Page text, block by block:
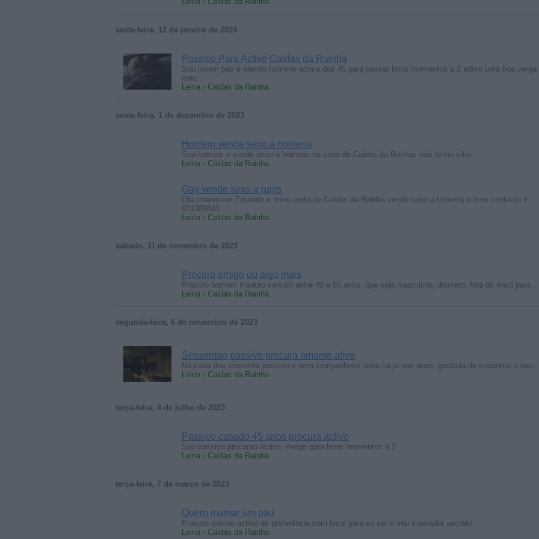
sexta-feira, 12 de janeiro de 2024
Passivo Para Activo Caldas da Rainha
Sou jovem pas e atendo homens acima dos 45 para passar bons momentos a 2 adoro uma boa verga
meu…
Leiria › Caldas da Rainha
sexta-feira, 1 de dezembro de 2023
Homem vende sexo a homens
Sou homem e vendo sexo a homens na zona de Caldas da Rainha, não tenho sítio
Leiria › Caldas da Rainha
Gay vende sexo a gays
Olá chamo-me Eduardo e moro perto de Caldas da Rainha vendo sexo a homens o meu contacto é
931309843
Leiria › Caldas da Rainha
sábado, 11 de novembro de 2023
Procuro amigo ou algo mais
Procuro homem maduro versátil entre 40 e 55 anos, que seja masculino, discreto, fora do meio para…
Leiria › Caldas da Rainha
segunda-feira, 6 de novembro de 2023
Sessentao passivo procura amante ativo
Na casa dos sessenta passivo e sem companheiro ativo ha ja uns anos, gostaria de encontrar o
Leiria › Caldas da Rainha
terça-feira, 4 de julho de 2023
Passivo casado 45 anos procura activo
Sou passivo procurao activo, meigo para bons momentos a 2
Leiria › Caldas da Rainha
terça-feira, 7 de março de 2023
Quero mamar um pau
Procuro macho activo de preferência com local para eu ser o seu mamador secreto
Leiria › Caldas da Rainha